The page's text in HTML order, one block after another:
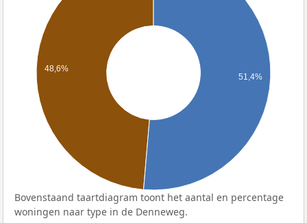
48,6%
51,4%
Bovenstaand taartdiagram toont het aantal en percentage
woningen naar type in de Denneweg.